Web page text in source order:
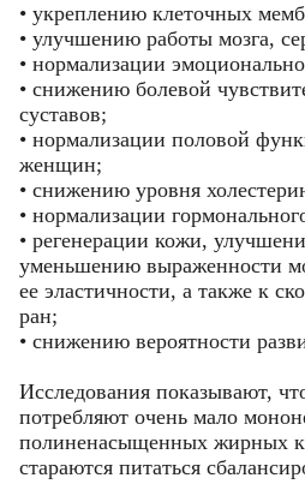
• укреплению клеточных
• улучшению работы мозга,
• нормализации
• снижению болевой
суставов;
• нормализации половой
женщин;
• снижению уровня
• нормализации
• регенерации кожи,
уменьшению выраженности
ее эластичности, а также к
ран;
• снижению вероятности
Исследования показывают,
потребляют очень мало
полиненасыщенных жирных
стараются питаться